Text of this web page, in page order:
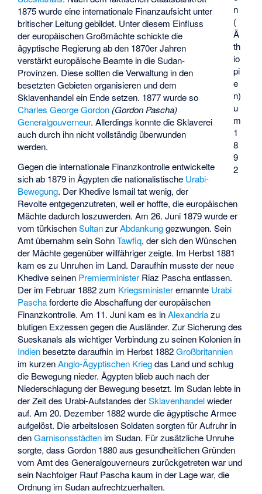
n
(
Ä
th
io
pi
e
n)
u
m
1
8
9
2
1875 wurde eine internationale Finanzaufsicht unter
britischer Leitung gebildet. Unter diesem Einfluss
der europäischen Großmächte schickte die
ägyptische Regierung ab den 1870er Jahren
verstärkt europäische Beamte in die Sudan-
Provinzen. Diese sollten die Verwaltung in den
besetzten Gebieten organisieren und dem
Sklavenhandel ein Ende setzen. 1877 wurde so
Charles George Gordon (Gordon Pascha)
Generalgouverneur. Allerdings konnte die Sklaverei
auch durch ihn nicht vollständig überwunden
werden.
Gegen die internationale Finanzkontrolle entwickelte
sich ab 1879 in Ägypten die nationalistische Urabi-
Bewegung. Der Khedive Ismail tat wenig, der
Revolte entgegenzutreten, weil er hoffte, die europäischen
Mächte dadurch loszuwerden. Am 26. Juni 1879 wurde er
vom türkischenSultanzurAbdankunggezwungen. Sein
Amt übernahm sein SohnTawfiq, der sich den Wünschen
der Mächte gegenüber willfähriger zeigte. Im Herbst 1881
kam es zu Unruhen im Land. Daraufhin musste der neue
Khedive seinen Premierminister Riaz Pascha entlassen.
Der im Februar 1882 zum Kriegsministerernannte Urabi
Paschaforderte die Abschaffung der europäischen
Finanzkontrolle. Am 11. Juni kam es inAlexandriazu
blutigen Exzessen gegen die Ausländer. Zur Sicherung des
Sueskanals als wichtiger Verbindung zu seinen Kolonien in
Indienbesetzte daraufhin im Herbst 1882Großbritannien
im kurzenAnglo-Ägyptischen Kriegdas Land und schlug
die Bewegung nieder. Ägypten blieb auch nach der
Niederschlagung der Bewegung besetzt. Im Sudan lebte in
der Zeit des Urabi-Aufstandes derSklavenhandelwieder
auf. Am 20. Dezember 1882 wurde die ägyptische Armee
aufgelöst. Die arbeitslosen Soldaten sorgten für Aufruhr in
denGarnisonsstädten im Sudan. Für zusätzliche Unruhe
sorgte, dass Gordon 1880 aus gesundheitlichen Gründen
vom Amt des Generalgouverneurs zurückgetreten war und
sein Nachfolger Rauf Pascha kaum in der Lage war, die
Ordnung im Sudan aufrechtzuerhalten.